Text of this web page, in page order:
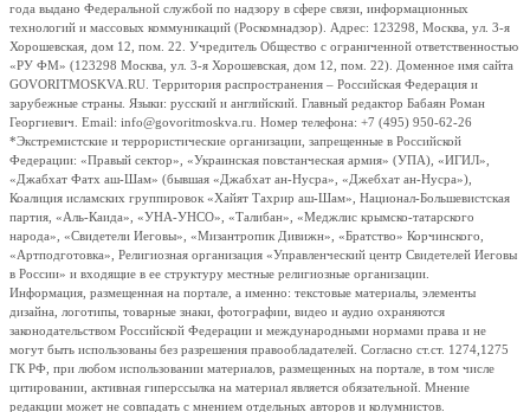
года выдано Федеральной службой по надзору в сфере связи, информационных
технологий и массовых коммуникаций (Роскомнадзор). Адрес: 123298, Москва, ул. 3-я
Хорошевская, дом 12, пом. 22. Учредитель Общество с ограниченной ответственностью
«РУ ФМ» (123298 Москва, ул. 3-я Хорошевская, дом 12, пом. 22). Доменное имя сайта
GOVORITMOSKVA.RU. Территория распространения – Российская Федерация и
зарубежные страны. Языки: русский и английский. Главный редактор Бабаян Роман
Георгиевич. Email: info@govoritmoskva.ru. Номер телефона: +7 (495) 950-62-26
*Экстремистские и террористические организации, запрещенные в Российской
Федерации: «Правый сектор», «Украинская повстанческая армия» (УПА), «ИГИЛ»,
«Джабхат Фатх аш-Шам» (бывшая «Джабхат ан-Нусра», «Джебхат ан-Нусра»),
Коалиция исламских группировок «Хайят Тахрир аш-Шам», Национал-Большевистская
партия, «Аль-Каида», «УНА-УНСО», «Талибан», «Меджлис крымско-татарского
народа», «Свидетели Иеговы», «Мизантропик Дивижн», «Братство» Корчинского,
«Артподготовка», Религиозная организация «Управленческий центр Свидетелей Иеговы
в России» и входящие в ее структуру местные религиозные организации.
Информация, размещенная на портале, а именно: текстовые материалы, элементы
дизайна, логотипы, товарные знаки, фотографии, видео и аудио охраняются
законодательством Российской Федерации и международными нормами права и не
могут быть использованы без разрешения правообладателей. Согласно ст.ст. 1274,1275
ГК РФ, при любом использовании материалов, размещенных на портале, в том числе
цитировании, активная гиперссылка на материал является обязательной. Мнение
редакции может не совпадать с мнением отдельных авторов и колумнистов.